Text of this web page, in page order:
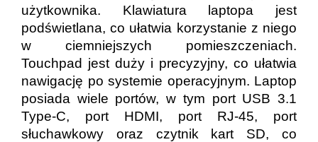
użytkownika. Klawiatura laptopa jest
podświetlana, co ułatwia korzystanie z niego
w ciemniejszych pomieszczeniach.
Touchpad jest duży i precyzyjny, co ułatwia
nawigację po systemie operacyjnym. Laptop
posiada wiele portów, w tym port USB 3.1
Type-C, port HDMI, port RJ-45, port
słuchawkowy oraz czytnik kart SD, co